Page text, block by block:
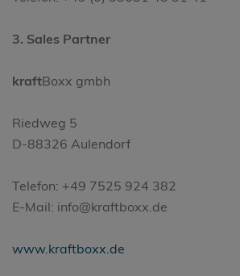
3. Sales Partner
kraftBoxx gmbh
Riedweg 5
D-88326 Aulendorf
Telefon: +49 7525 924 382
E-Mail: info@kraftboxx.de
www.kraftboxx.de